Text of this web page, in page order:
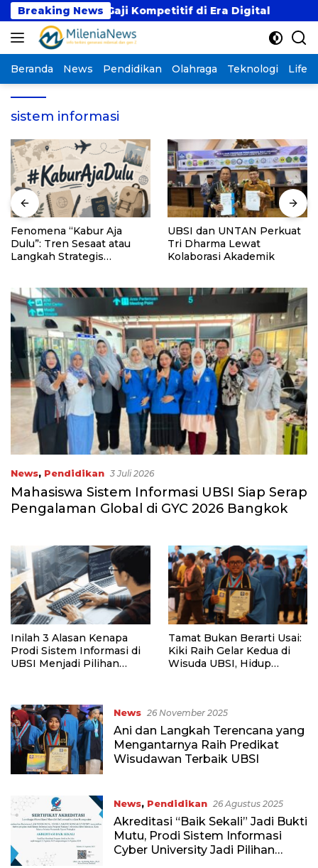
Langsung
ke
konten
Breaking News
dengan Gaji Kompetitif di Era Digital
Beranda News Pendidikan Olahraga Teknologi
sistem informasi
Fenomena “Kabur Aja
Dulu”: Tren Sesaat atau
Langkah Strategis
UBSI dan UNTAN Perkuat
Tri Dharma Lewat
Kolaborasi Akademik
News, Pendidikan 3 Juli 2026
Mahasiswa Sistem Informasi UBSI Siap Serap
Pengalaman Global di GYC 2026 Bangkok
Inilah 3 Alasan Kenapa
Prodi Sistem Informasi di
UBSI Menjadi Pilihan
Tamat Bukan Berarti Usai:
Kiki Raih Gelar Kedua di
Wisuda UBSI, Hidup
News 26 November 2025
Ani dan Langkah Terencana yang
Mengantarnya Raih Predikat
Wisudawan Terbaik UBSI
News, Pendidikan 26 Agustus 2025
Akreditasi “Baik Sekali” Jadi Bukti
Mutu, Prodi Sistem Informasi
Cyber University Jadi Pilihan